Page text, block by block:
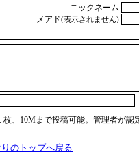
ニックネーム
メアド(表示されません)
枚、10Mまで投稿可能。管理者が認
のトップへ戻る